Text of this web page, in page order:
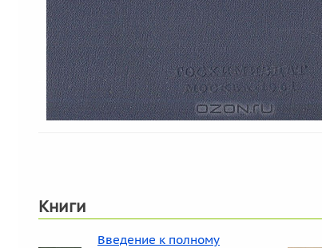
Книги
Введение к полному